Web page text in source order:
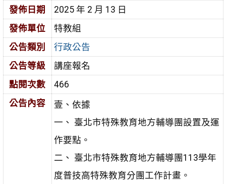
發佈日期
2025 年 2 月 13 日
發佈單位
特教組
公告類別
行政公告
公告等級
講座報名
點閱次數
466
公告內容
壹、依據
一、 臺北市特殊教育地方輔導團設置及運
作要點。
二、 臺北市特殊教育地方輔導團113學年
度普技高特殊教育分團工作計畫。